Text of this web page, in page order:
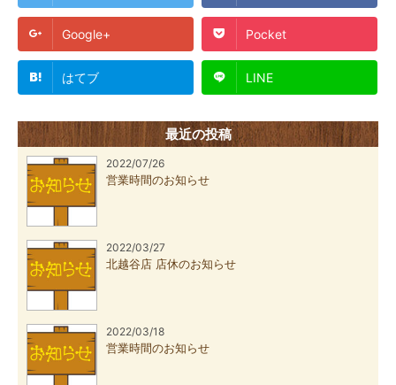
Google+ Pocket
はてブ LINE
最近の投稿
2022/07/26
営業時間のお知らせ
2022/03/27
北越谷店 店休のお知らせ
2022/03/18
営業時間のお知らせ